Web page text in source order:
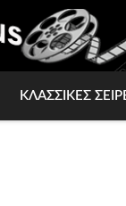
ΚΛΑΣΣΙΚΕΣ